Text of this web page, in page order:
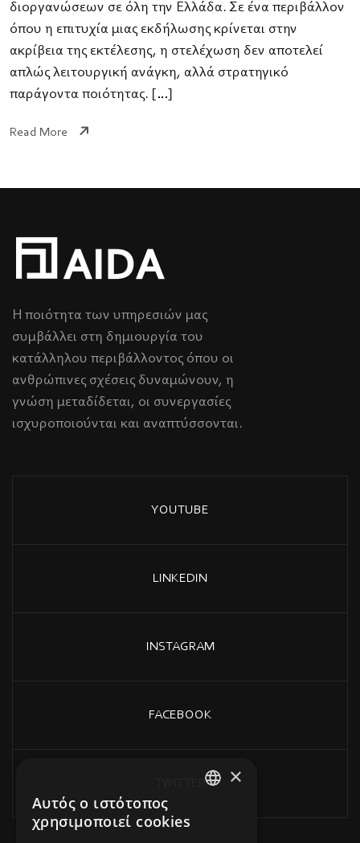
διοργανώσεων σε όλη την Ελλάδα. Σε ένα περιβάλλον
όπου η επιτυχία μιας εκδήλωσης κρίνεται στην
ακρίβεια της εκτέλεσης, η στελέχωση δεν αποτελεί
απλώς λειτουργική ανάγκη, αλλά στρατηγικό
παράγοντα ποιότητας. […]
Read More
Η ποιότητα των υπηρεσιών μας
συμβάλλει στη δημιουργία του
κατάλληλου περιβάλλοντος όπου οι
ανθρώπινες σχέσεις δυναμώνουν, η
γνώση μεταδίδεται, οι συνεργασίες
ισχυροποιούνται και αναπτύσσονται.
YOUTUBE
LINKEDIN
INSTAGRAM
FACEBOOK
TWITTER ×
Αυτός ο ιστότοπος
χρησιμοποιεί cookies